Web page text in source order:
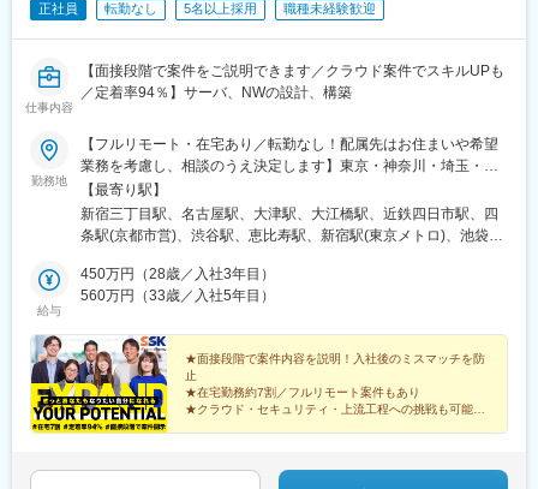
駅、笠岡駅、新広駅、矢賀駅、本郷駅(広島県)、八本松駅、西条駅
里木駅、肥後大津駅、一武駅、新玉名駅、川尻駅(熊本県)、上臼杵
駅、杵築駅、大神駅、中判田駅、鶴崎駅、東中津駅、今津駅(大分
門前仲町駅、溜池山王駅、宝町駅(東京都)、大崎広小路駅、大塚駅
前駅、市大医学部駅、京急川崎駅、小牧口駅、能町駅、京阪石山
駅、十条駅(京都府・近鉄線)、摂津市駅、ユニバーサルシティ駅、
阿波座駅、宮原駅、永田町駅、八丁堀駅(東京都)、高輪台駅、巣鴨
新田駅、産業振興センター駅、米島口駅、粟津駅(滋賀県)、上鳥羽
正社員 転勤なし 5名以上採用 職種未経験歓迎
仕事内容
【面接段階で案件をご説明できます／クラウド案件でスキルUPも
／定着率94％】サーバ、NWの設計、構築
勤務地
【フルリモート・在宅あり／転勤なし！配属先はお住まいや希望
業務を考慮し、相談のうえ決定します】東京・神奈川・埼玉・千
葉・大阪・兵庫・京都・滋賀・愛知・岐阜・三重・福井の各プロ
ジェクト先※リモート（在宅勤務）が全体の7割。フルリモートも
あります。※U・Ｉターン歓迎！引っ越し費用は全額負担。※転勤
り）【プロジェクトエリア】■本社・東京支社／東京都渋谷区千駄
ヶ谷5丁目31番11号 住友不動産新宿南口ビル 16階⇒東京23区内
中之島セントラルタワー24階⇒大阪を中心に兵庫（神戸市）■京
都支社／京都市中京区烏丸通四条上ル笋町688 第15長谷ビル4階
⇒京都■大津支社／滋賀県大津市末広町1-1 日本生命大津ビル6階
⇒滋賀■名古屋支社／愛知県名古屋市中村区名駅2-38-2 オーキッ
ドビル2階⇒名古屋市内を中心とした愛知・岐阜・福井（福井市）
⇒三重（四日市）
【最寄り駅】
新宿三丁目駅、名古屋駅、大津駅、大江橋駅、近鉄四日市駅、四
条駅(京都市営)、渋谷駅、恵比寿駅、新宿駅(東京メトロ)、池袋
イド駅、天王洲アイル駅、大崎駅、内幸町駅、大手町駅(東京都)、
御茶ノ水駅、麹町駅、半蔵門駅、市ケ谷駅、東京駅、秋葉原駅、
駅、東銀座駅、京橋駅(東京都)、中野新橋駅、中野駅(東京都)、護
国寺駅、上野駅、門前仲町駅、木場駅(東京都)、豊洲駅、東京テレ
ポート駅、西日暮里駅、板橋区役所前駅、多摩センター駅、京王
永山駅、八王子駅、国領駅、府中駅(東京都)、三鷹駅、横浜駅、み
なとみらい駅、桜木町駅、関内駅、鶴見駅、保土ケ谷駅、川崎
ニュータウン中央駅、大曽根駅、岩塚駅、金山駅(愛知県)、久屋大
給与
450万円（28歳／入社3年目）
560万円（33歳／入社5年目）
★面接段階で案件内容を説明！入社後のミスマッチを防
止
★在宅勤務約7割／フルリモート案件もあり
★クラウド・セキュリティ・上流工程への挑戦も可能